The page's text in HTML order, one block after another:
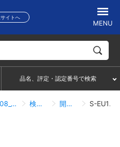
イトへ
MENU
品名、評定・認定番号で検索
08_02_05_接続関連 検索結果一覧 開口面用電線管接続金具 S-EU1P22